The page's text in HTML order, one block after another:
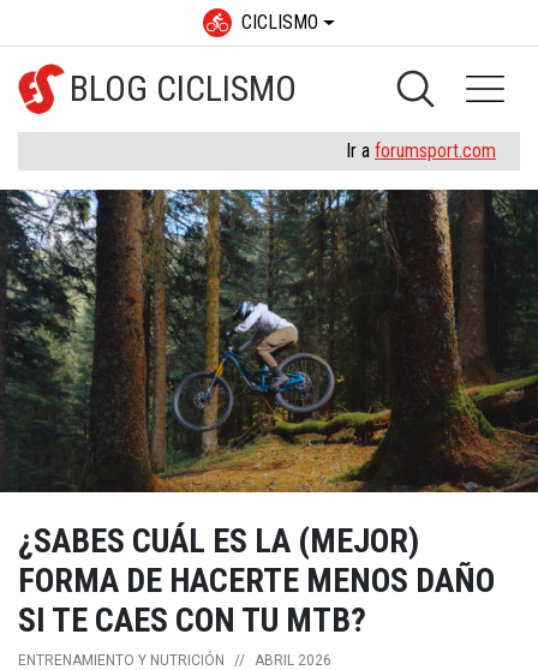
CICLISMO
BLOG CICLISMO
Ir a forumsport.com
¿SABES CUÁL ES LA (MEJOR)
FORMA DE HACERTE MENOS DAÑO
SI TE CAES CON TU MTB?
ENTRENAMIENTO Y NUTRICIÓN // ABRIL 2026